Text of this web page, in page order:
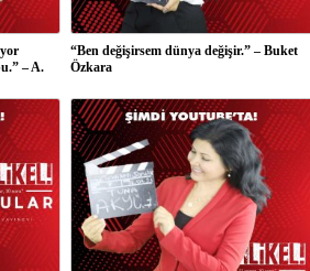
– A.
“Ben değişirsem dünya değişir.” – Buket
Özkara